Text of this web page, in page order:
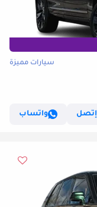
سيارات مميزة
إتصل
واتساب